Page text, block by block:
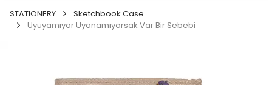
STATIONERY
Sketchbook Case
Uyuyamıyor Uyanamıyorsak Var Bir Sebebi